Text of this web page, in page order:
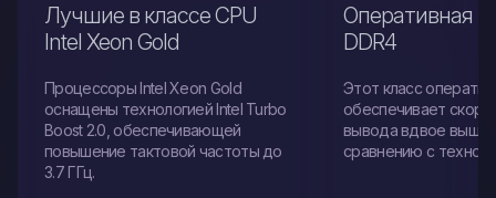
Лучшие в классе CPU
Intel Xeon Gold
Процессоры Intel Xeon Gold
оснащены технологией Intel Turbo
Boost 2.0, обеспечивающей
повышение тактовой частоты до
3.7 ГГц.
Оперативная
DDR4
Этот класс
обеспечивает
вывода вдвое выше
сравнению с